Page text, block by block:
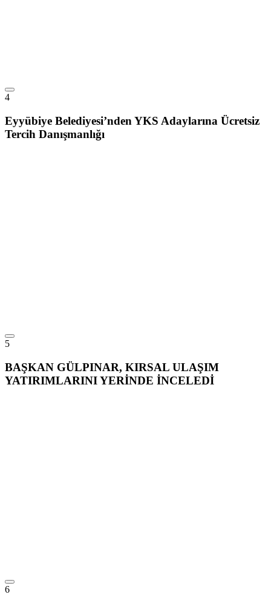
4
Eyyübiye Belediyesi’nden YKS Adaylarına Ücretsiz
Tercih Danışmanlığı
5
BAŞKAN GÜLPINAR, KIRSAL ULAŞIM
YATIRIMLARINI YERİNDE İNCELEDİ
6